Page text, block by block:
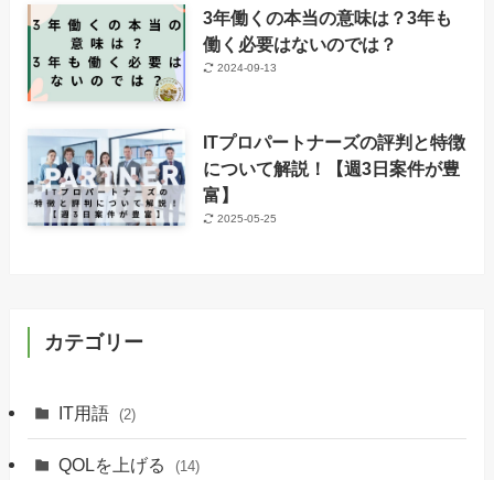
3年働くの本当の意味は？3年も
働く必要はないのでは？
2024-09-13
ITプロパートナーズの評判と特徴
について解説！【週3日案件が豊
富】
2025-05-25
カテゴリー
IT用語 (2)
QOLを上げる (14)